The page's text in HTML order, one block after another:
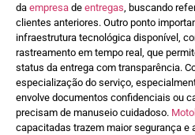
da empresa de entregas , buscando
clientes anteriores. Outro ponto
infraestrutura tecnológica disponível,
rastreamento em tempo real, que
status da entrega com transparência.
especialização do serviço,
envolve documentos confidenciais ou
precisam de manuseio cuidadoso.
capacitadas trazem maior segurança e